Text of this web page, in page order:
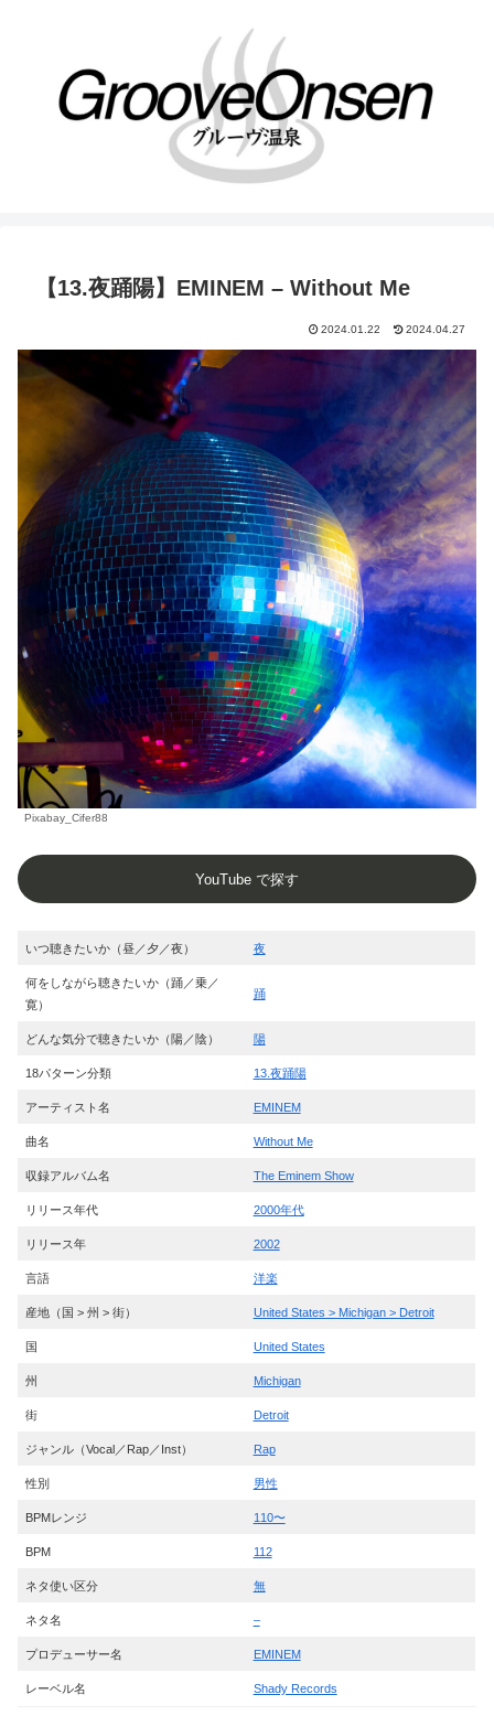
【13.夜踊陽】EMINEM – Without Me
2024.01.22 2024.04.27
Pixabay_Cifer88
YouTube で探す
いつ聴きたいか（昼／夕／夜） 夜
何をしながら聴きたいか（踊／乗／
寛）
踊
どんな気分で聴きたいか（陽／陰） 陽
18パターン分類 13.夜踊陽
アーティスト名 EMINEM
曲名 Without Me
収録アルバム名 The Eminem Show
リリース年代 2000年代
リリース年 2002
言語 洋楽
産地（国 > 州 > 街） United States > Michigan > Detroit
国 United States
州 Michigan
街 Detroit
ジャンル（Vocal／Rap／Inst） Rap
性別 男性
BPMレンジ 110〜
BPM 112
ネタ使い区分 無
ネタ名 –
プロデューサー名 EMINEM
レーベル名 Shady Records